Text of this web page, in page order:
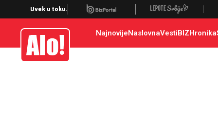
Uvek u toku.
Alo NajnovijeNaslovnaVestiBIZHronika